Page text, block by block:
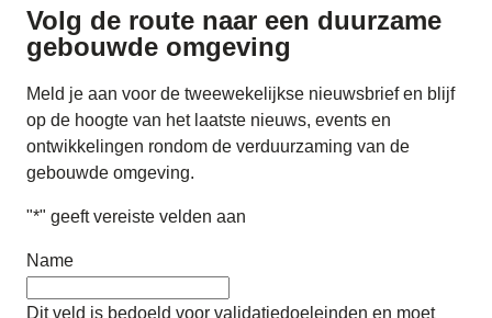
Volg de route naar een duurzame
gebouwde omgeving
Meld je aan voor de tweewekelijkse nieuwsbrief en blijf
op de hoogte van het laatste nieuws, events en
ontwikkelingen rondom de verduurzaming van de
gebouwde omgeving.
"*" geeft vereiste velden aan
Name
Dit veld is bedoeld voor validatiedoeleinden en moet